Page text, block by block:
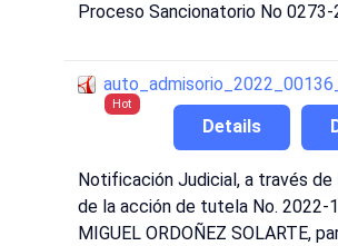
Proceso Sancionatorio No 0273-
Hot
Details
Notificación Judicial, a través de
de la acción de tutela No. 2022-
MIGUEL ORDOÑEZ SOLARTE,